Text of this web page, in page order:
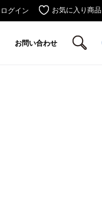
ログイン お気に入り商品
お問い合わせ